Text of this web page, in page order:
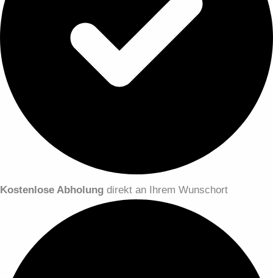
Kostenlose Abholung direkt an Ihrem Wunschort